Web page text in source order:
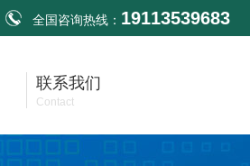
全国咨询热线： 19113539683
联系我们
Contact